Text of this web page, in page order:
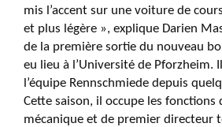
mis l’accent sur une voiture de
et plus légère », explique Darien
de la première sortie du nouveau
eu lieu à l’Université de Pforzheim.
l’équipe Rennschmiede depuis
Cette saison, il occupe les fonctions
mécanique et de premier directeur